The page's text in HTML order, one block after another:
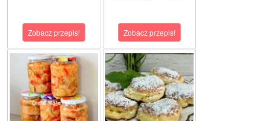
Zobacz przepis! Zobacz przepis!